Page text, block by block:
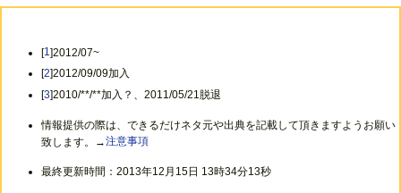
[1]2012/07~
[2]2012/09/09加入
[3]2010/**/**加入？、2011/05/21脱退
情報提供の際は、できるだけネタ元や出典を記載して頂きますようお願い
致します。→注意事項
最終更新時間：2013年12月15日 13時34分13秒